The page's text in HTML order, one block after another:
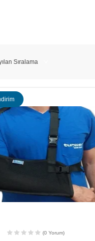
(0 Yorum)